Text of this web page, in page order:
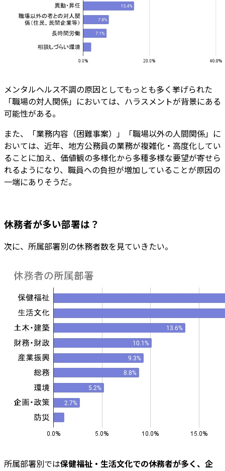
メンタルヘルス不調の原因としてもっとも多く挙げられた
「職場の対人関係」においては、ハラスメントが背景にある
可能性がある。
また、「業務内容（困難事案）」「職場以外の人間関係」に
おいては、近年、地方公務員の業務が複雑化・高度化してい
ることに加え、価値観の多様化から多種多様な要望が寄せら
れるようになり、職員への負担が増加していることが原因の
一端にありそうだ。
休務者が多い部署は？
次に、所属部署別の休務者数を見ていきたい。
所属部署別では保健福祉・生活文化での休務者が多く、企